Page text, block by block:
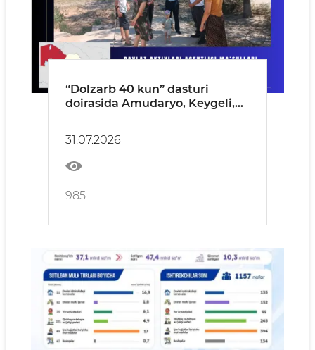
“Dolzarb 40 kun” dasturi
doirasida Amudaryo, Keygeli,
31.07.2026
985